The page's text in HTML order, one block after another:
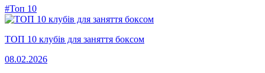
#Топ 10
ТОП 10 клубів для заняття боксом
08.02.2026